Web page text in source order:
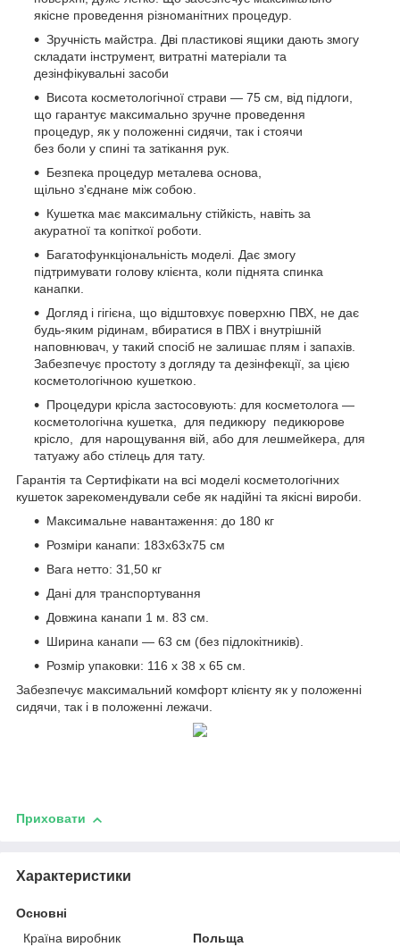
якісне проведення різноманітних процедур.
Зручність майстра. Дві пластикові ящики дають змогу
складати інструмент, витратні матеріали та
дезінфікувальні засоби
Висота косметологічної страви — 75 см, від підлоги,
що гарантує максимально зручне проведення
процедур, як у положенні сидячи, так і стоячи
без боли у спині та затікання рук.
Безпека процедур металева основа,
щільно з'єднане між собою.
Кушетка має максимальну стійкість, навіть за
акуратної та копіткої роботи.
Багатофункціональність моделі. Дає змогу
підтримувати голову клієнта, коли піднята спинка
канапки.
Догляд і гігієна, що відштовхує поверхню ПВХ, не дає
будь-яким рідинам, вбиратися в ПВХ і внутрішній
наповнювач, у такий спосіб не залишає плям і запахів.
Забезпечує простоту з догляду та дезінфекції, за цією
косметологічною кушеткою.
Процедури крісла застосовують: для косметолога —
косметологічна кушетка, для педикюру педикюрове
крісло, для нарощування вій, або для лешмейкера, для
татуажу або стілець для тату.
Гарантія та Сертифікати на всі моделі косметологічних
кушеток зарекомендували себе як надійні та якісні вироби.
Максимальне навантаження: до 180 кг
Розміри канапи: 183х63х75 см
Вага нетто: 31,50 кг
Дані для транспортування
Довжина канапи 1 м. 83 см.
Ширина канапи — 63 см (без підлокітників).
Розмір упаковки: 116 х 38 х 65 см.
Забезпечує максимальний комфорт клієнту як у положенні
сидячи, так і в положенні лежачи.
Приховати
Характеристики
Основні
Країна виробник
Польща